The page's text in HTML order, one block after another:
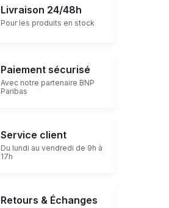
Livraison 24/48h
Pour les produits en stock
Paiement sécurisé
Avec notre partenaire BNP
Paribas
Service client
Du lundi au vendredi de 9h à
17h
Retours & Échanges